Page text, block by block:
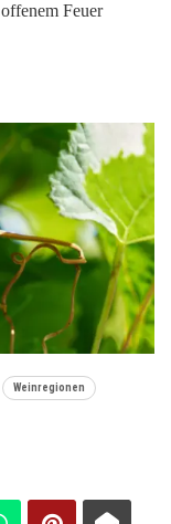
Feuer
Weinregionen